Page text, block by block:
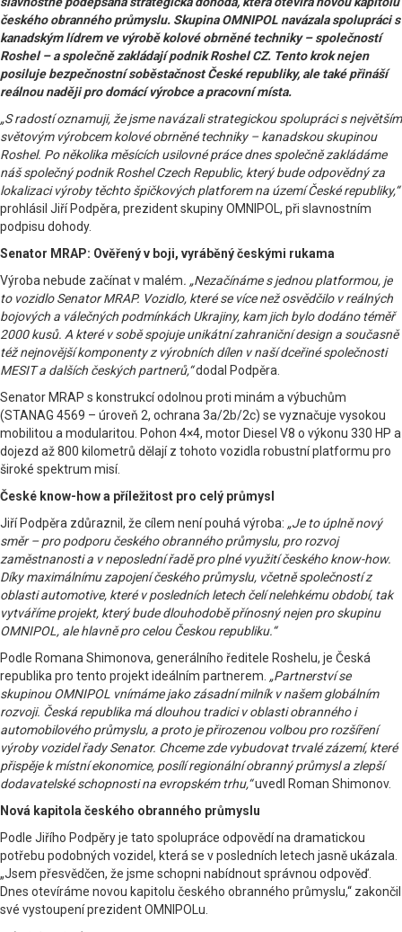
českého obranného průmyslu. Skupina OMNIPOL navázala spolupráci s
kanadským lídrem ve výrobě kolové obrněné techniky – společností
Roshel – a společně zakládají podnik Roshel CZ. Tento krok nejen
posiluje bezpečnostní soběstačnost České republiky, ale také přináší
reálnou naději pro domácí výrobce a pracovní místa.
„S radostí oznamuji, že jsme navázali strategickou spolupráci s největším
světovým výrobcem kolové obrněné techniky – kanadskou skupinou
Roshel. Po několika měsících usilovné práce dnes společně zakládáme
náš společný podnik Roshel Czech Republic, který bude odpovědný za
lokalizaci výroby těchto špičkových platforem na území České republiky,“
prohlásil Jiří Podpěra, prezident skupiny OMNIPOL, při slavnostním
podpisu dohody.
Senator MRAP: Ověřený v boji, vyráběný českými rukama
Výroba nebude začínat v malém. „Nezačínáme s jednou platformou, je
to vozidlo Senator MRAP. Vozidlo, které se více než osvědčilo v reálných
bojových a válečných podmínkách Ukrajiny, kam jich bylo dodáno téměř
2000 kusů. A které v sobě spojuje unikátní zahraniční design a současně
též nejnovější komponenty z výrobních dílen v naší dceřiné společnosti
MESIT a dalších českých partnerů,“dodal Podpěra.
Senator MRAP s konstrukcí odolnou proti minám a výbuchům
(STANAG 4569 – úroveň 2, ochrana 3a/2b/2c) se vyznačuje vysokou
mobilitou a modularitou. Pohon 4×4, motor Diesel V8 o výkonu 330 HP a
dojezd až 800 kilometrů dělají z tohoto vozidla robustní platformu pro
široké spektrum misí.
České know-how a příležitost pro celý průmysl
Jiří Podpěra zdůraznil, že cílem není pouhá výroba: „Je to úplně nový
směr – pro podporu českého obranného průmyslu, pro rozvoj
zaměstnanosti a v neposlední řadě pro plné využití českého know-how.
Díky maximálnímu zapojení českého průmyslu, včetně společností z
oblasti automotive, které v posledních letech čelí nelehkému období, tak
vytváříme projekt, který bude dlouhodobě přínosný nejen pro skupinu
OMNIPOL, ale hlavně pro celou Českou republiku.“
Podle Romana Shimonova, generálního ředitele Roshelu, je Česká
republika pro tento projekt ideálním partnerem. „Partnerství se
skupinou OMNIPOL vnímáme jako zásadní milník v našem globálním
rozvoji. Česká republika má dlouhou tradici v oblasti obranného i
automobilového průmyslu, a proto je přirozenou volbou pro rozšíření
výroby vozidel řady Senator. Chceme zde vybudovat trvalé zázemí, které
přispěje k místní ekonomice, posílí regionální obranný průmysl a zlepší
dodavatelské schopnosti na evropském trhu,“uvedl Roman Shimonov.
Nová kapitola českého obranného průmyslu
Podle Jiřího Podpěry je tato spolupráce odpovědí na dramatickou
potřebu podobných vozidel, která se v posledních letech jasně ukázala.
„Jsem přesvědčen, že jsme schopni nabídnout správnou odpověď.
Dnes otevíráme novou kapitolu českého obranného průmyslu,“ zakončil
své vystoupení prezident OMNIPOLu.